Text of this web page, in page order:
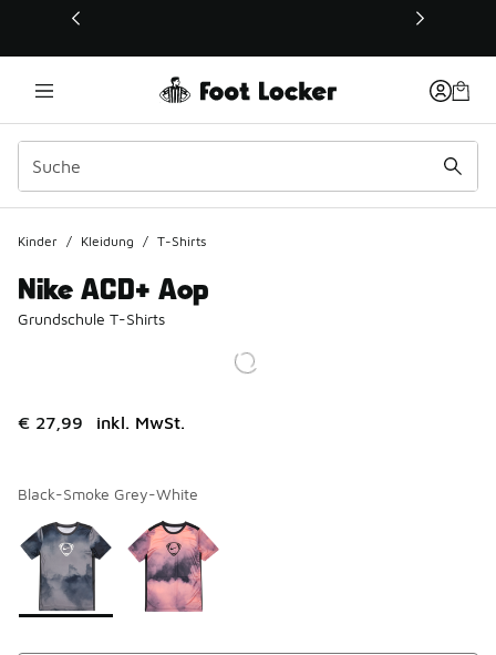
Dieser Link öffnet sich in einem neuen Fenster
Kinder / Kleidung / T-Shirts
Nike ACD+ Aop
Grundschule T-Shirts
€ 27,99 inkl. MwSt.
Black-Smoke Grey-White
Seite 1 von 1 zeigt die Farben 1 bis 2 von 2 an.
Bitte wählen Sie einen Stil aus